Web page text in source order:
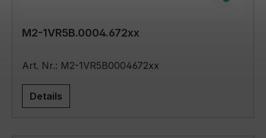
M2-1VR5B.0004.672xx
Art. Nr.: M2-1VR5B0004672xx
Details